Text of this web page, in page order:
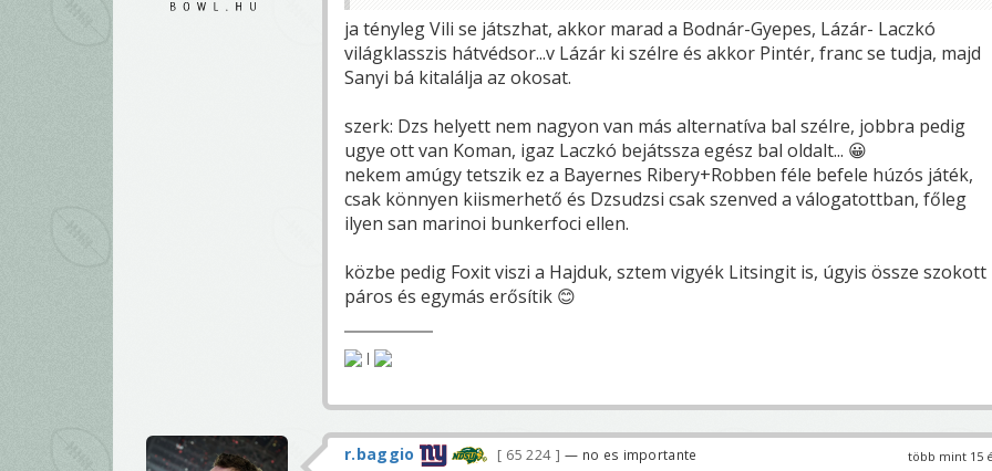
ja tényleg Vili se játszhat, akkor marad a Bodnár-Gyepes, Lázár- Laczkó
világklasszis hátvédsor...v Lázár ki szélre és akkor Pintér, franc se tudja, majd
Sanyi bá kitalálja az okosat.
szerk: Dzs helyett nem nagyon van más alternatíva bal szélre, jobbra pedig
ugye ott van Koman, igaz Laczkó bejátssza egész bal oldalt... 😀
nekem amúgy tetszik ez a Bayernes Ribery+Robben féle befele húzós játék,
csak könnyen kiismerhető és Dzsudzsi csak szenved a válogatottban, főleg
ilyen san marinoi bunkerfoci ellen.
közbe pedig Foxit viszi a Hajduk, sztem vigyék Litsingit is, úgyis össze szokott
páros és egymás erősítik 😊
|
több mint 15
r.baggio 65 224 — no es importante